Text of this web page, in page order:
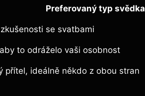
Preferovaný typ svědka
se svatbami
to odráželo vaši osobnost
přítel, ideálně někdo z obou stran